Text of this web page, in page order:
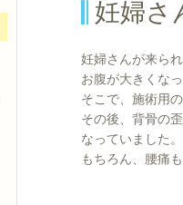
妊婦さ
妊婦さんが来られ
お腹が大きくな
そこで、施術用
その後、背骨の
なっていました。
もちろん、腰痛